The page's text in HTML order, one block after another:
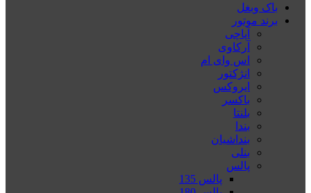
باک وبغل
برند موتور
آپاچی
آرکاوی
اس وای ام
انژکتور
ایروکس
باکسر
بلنتا
بندا
بنداشیان
بنلی
پالس
پالس 135